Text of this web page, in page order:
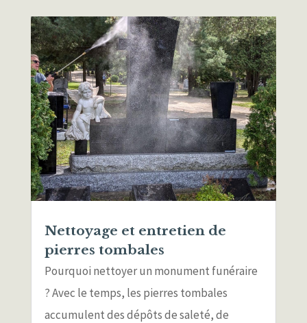
Nettoyage et entretien de
pierres tombales
Pourquoi nettoyer un monument funéraire
? Avec le temps, les pierres tombales
accumulent des dépôts de saleté, de